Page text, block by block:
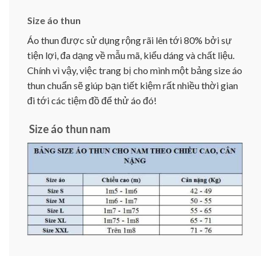
Size áo thun
Áo thun được sử dụng rộng rãi lên tới 80% bởi sự
tiện lợi, đa dạng về mẫu mã, kiểu dáng và chất liệu.
Chính vì vậy, việc trang bị cho mình một bảng size áo
thun chuẩn sẽ giúp bạn tiết kiệm rất nhiều thời gian
đi tới các tiệm đồ để thử áo đó!
Size áo thun nam